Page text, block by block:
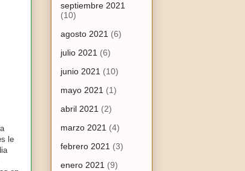
le
septiembre 2021
(10)
agosto 2021 (6)
julio 2021 (6)
junio 2021 (10)
mayo 2021 (1)
abril 2021 (2)
marzo 2021 (4)
febrero 2021 (3)
enero 2021 (9)